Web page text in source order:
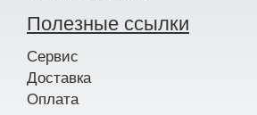
Полезные ссылки
Сервис
Доставка
Оплата